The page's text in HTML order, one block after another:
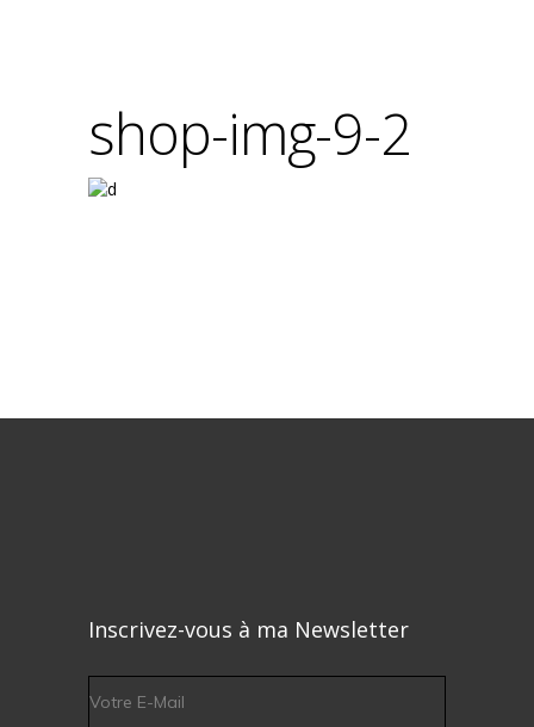
shop-img-9-2
Inscrivez-vous à ma Newsletter